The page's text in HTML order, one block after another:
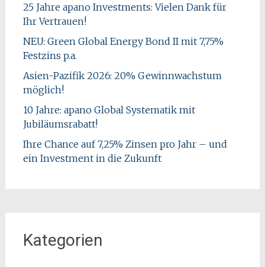
25 Jahre apano Investments: Vielen Dank für
Ihr Vertrauen!
NEU: Green Global Energy Bond II mit 7,75%
Festzins p.a.
Asien-Pazifik 2026: 20% Gewinnwachstum
möglich!
10 Jahre: apano Global Systematik mit
Jubiläumsrabatt!
Ihre Chance auf 7,25% Zinsen pro Jahr – und
ein Investment in die Zukunft
Kategorien